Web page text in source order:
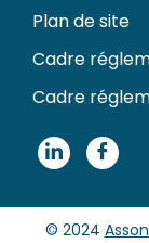
Plan de site
Cadre
Cadre
© 2024